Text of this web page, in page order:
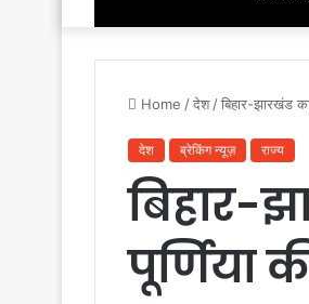
Home /देश /बिहार-झारखंड
देश ब्रेकिंग न्यूज़ राज्य
बिहार-
पूर्णिया